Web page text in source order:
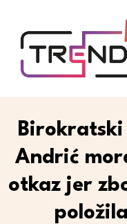
Andrić
otkaz jer